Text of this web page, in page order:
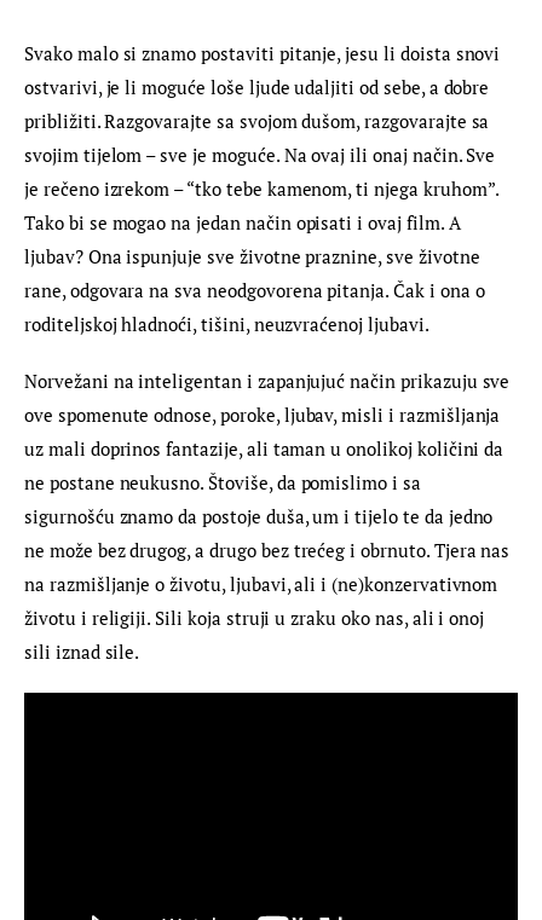
Svako malo si znamo postaviti pitanje, jesu li doista snovi
ostvarivi, je li moguće loše ljude udaljiti od sebe, a dobre
približiti. Razgovarajte sa svojom dušom, razgovarajte sa
svojim tijelom – sve je moguće. Na ovaj ili onaj način. Sve
je rečeno izrekom – “tko tebe kamenom, ti njega kruhom”.
Tako bi se mogao na jedan način opisati i ovaj film. A
ljubav? Ona ispunjuje sve životne praznine, sve životne
rane, odgovara na sva neodgovorena pitanja. Čak i ona o
roditeljskoj hladnoći, tišini, neuzvraćenoj ljubavi.
Norvežani na inteligentan i zapanjujuć način prikazuju sve
ove spomenute odnose, poroke, ljubav, misli i razmišljanja
uz mali doprinos fantazije, ali taman u onolikoj količini da
ne postane neukusno. Štoviše, da pomislimo i sa
sigurnošću znamo da postoje duša, um i tijelo te da jedno
ne može bez drugog, a drugo bez trećeg i obrnuto. Tjera nas
na razmišljanje o životu, ljubavi, ali i (ne)konzervativnom
životu i religiji. Sili koja struji u zraku oko nas, ali i onoj
sili iznad sile.